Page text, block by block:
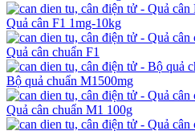
Quả cân F1 1mg-10kg
Quả cân chuẩn F1
Bộ quả chuẩn M1500mg
Quả cân chuẩn M1 100g